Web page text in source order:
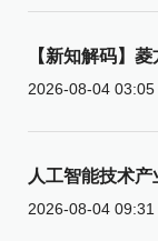
【新知解码】
2026-08-04 03:05
人工智能技术
2026-08-04 09:31